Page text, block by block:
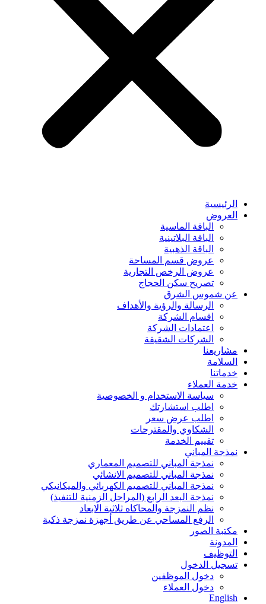
الرئيسية
العروض
الباقة الماسية
الباقة البلاتينية
الباقة الذهبية
عروض قسم المساحة
عروض الرخص التجارية
تصريح سكن الحجاج
عن شموس الشرق
الرسالة والرؤية والأهداف
اقسام الشركة
اعتمادات الشركة
الشركات الشقيقة
مشاريعنا
السلامة
خدماتنا
خدمة العملاء
سياسة الاستخدام و الخصوصية
اطلب استشارتك
اطلب عرض سعر
الشكاوي والمقترحات
تقييم الخدمة
نمذجة المباني
نمذجة المباني للتصمیم المعماري
نمذجة المباني للتصمیم الانشائي
نمذجة المباني للتصمیم الكھربائي والمیكانیكي
نمذجة البعد الرابع (المراحل الزمنیة للتنفیذ)
نظم النمزجة والمحاكاه ثلاثیة الابعاد
الرفع المساحي عن طریق أجھزة نمزجة ذكیة
مكتبة الصور
المدونة
التوظيف
تسجيل الدخول
دخول الموظفين
دخول العملاء
English